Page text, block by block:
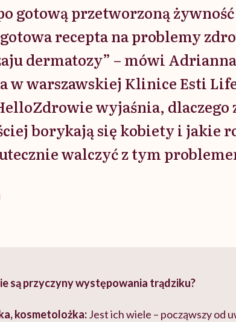
gotową przetworzoną żywność
recepta na problemy
dermatozy” – mówi
w warszawskiej Klinice Esti
wyjaśnia,
borykają się kobiety i jakie
walczyć z tym
są przyczyny występowania trądziku?
kosmetolożka:Jest ich wiele – począwszy od